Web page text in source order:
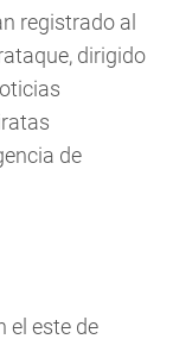
registrado al
dirigido
de
el este de